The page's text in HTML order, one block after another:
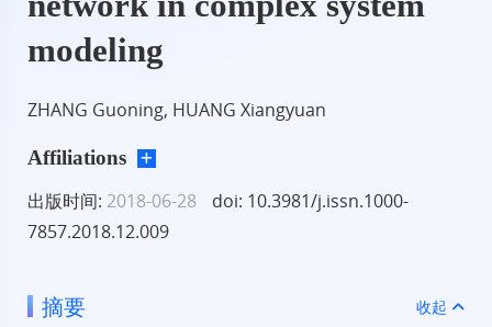
modeling
ZHANG Guoning, HUANG Xiangyuan
Affiliations
出版时间: 2018-06-28
doi: 10.3981/j.issn.1000-
7857.2018.12.009
摘要 收起